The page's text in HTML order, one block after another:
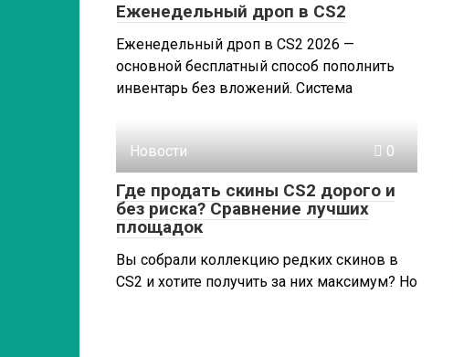
Еженедельный дроп в CS2
Еженедельный дроп в CS2 2026 —
основной бесплатный способ пополнить
инвентарь без вложений. Система
Новости 0
Где продать скины CS2 дорого и
без риска? Сравнение лучших
площадок
Вы собрали коллекцию редких скинов в
CS2 и хотите получить за них максимум? Но